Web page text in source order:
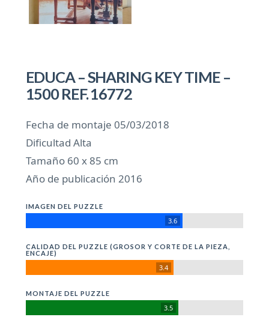
EDUCA – SHARING KEY TIME –
1500 REF. 16772
Fecha de montaje 05/03/2018
Dificultad Alta
Tamaño 60 x 85 cm
Año de publicación 2016
IMAGEN DEL PUZZLE
3.6
CALIDAD DEL PUZZLE (GROSOR Y CORTE DE LA PIEZA,
ENCAJE)
3.4
MONTAJE DEL PUZZLE
3.5